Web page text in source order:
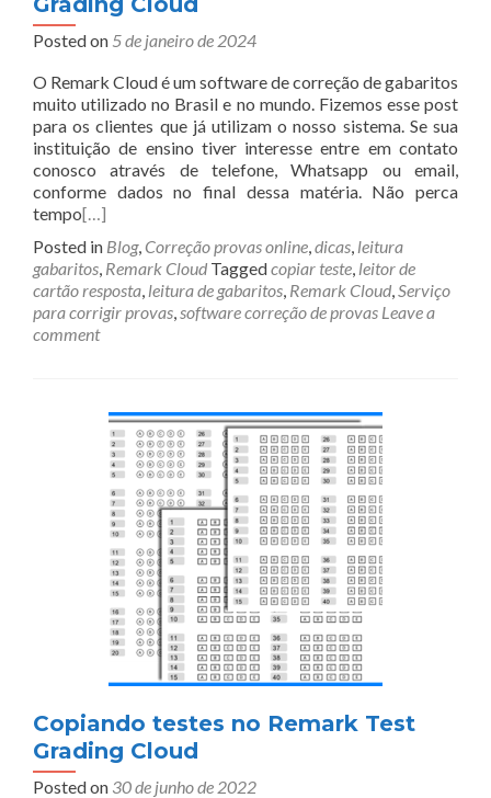
Posted on 5 de janeiro de 2024
O Remark Cloud é um software de correção de gabaritos
muito utilizado no Brasil e no mundo. Fizemos esse post
para os clientes que já utilizam o nosso sistema. Se sua
instituição de ensino tiver interesse entre em contato
conosco através de telefone, Whatsapp ou email,
conforme dados no final dessa matéria. Não perca
tempo[…]
Posted in Blog, Correção provas online,dicas, leitura
gabaritos, Remark Cloud Taggedcopiar teste, leitor de
cartão resposta, leitura de gabaritos, Remark Cloud,Serviço
para corrigir provas,software correção de provas Leave a
comment
Copiando testes no Remark Test
Grading Cloud
Posted on 30 de junho de 2022